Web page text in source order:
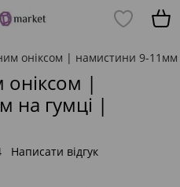
оніксом | намистини 9-11мм
оніксом |
на гумці |
Написати відгук